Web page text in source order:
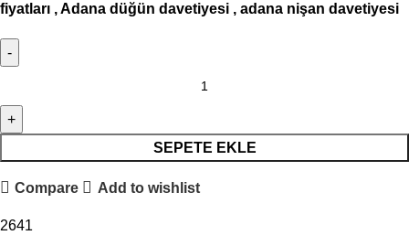
fiyatları , Adana düğün davetiyesi , adana nişan davetiyesi
SEPETE EKLE
Compare Add to wishlist
2641